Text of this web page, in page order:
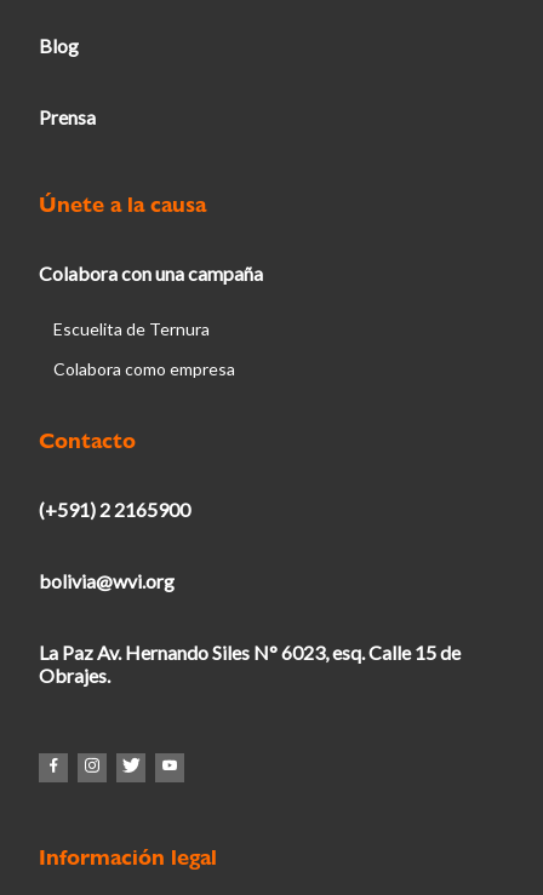
Blog
Prensa
Únete a la causa
Colabora con una campaña
Escuelita de Ternura
Colabora como empresa
Contacto
(+591) 2 2165900
bolivia@wvi.org
La Paz Av. Hernando Siles N° 6023, esq. Calle 15 de
Obrajes.
Información legal